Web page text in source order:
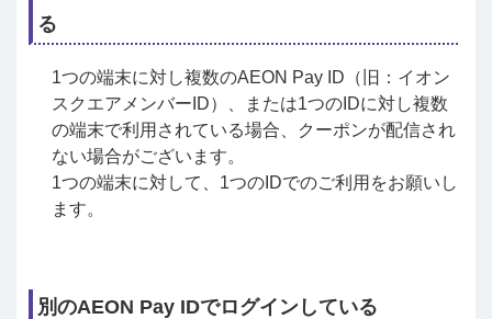
る
1つの端末に対し複数のAEON Pay ID（旧：イオン
スクエアメンバーID）、または1つのIDに対し複数
の端末で利用されている場合、クーポンが配信され
ない場合がございます。
1つの端末に対して、1つのIDでのご利用をお願いし
ます。
別のAEON Pay IDでログインしている